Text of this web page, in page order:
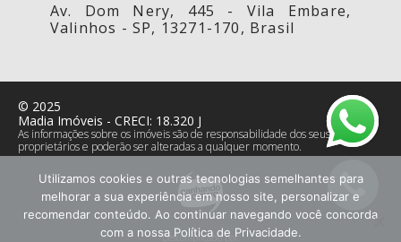
Av. Dom Nery, 445 - Vila Embare,
Valinhos - SP, 13271-170, Brasil
© 2025
Madia Imóveis - CRECI: 18.320 J
As informações sobre os imóveis são de responsabilidade dos seus
proprietários e poderão ser alteradas a qualquer momento.
Descomplicado por:
Utilizamos cookies e outras tecnologias semelhantes para
melhorar a sua experiência em nosso site, personalizar e
recomendar conteúdo. Ao continuar navegando você concorda
com a nossa Política de Privacidade.